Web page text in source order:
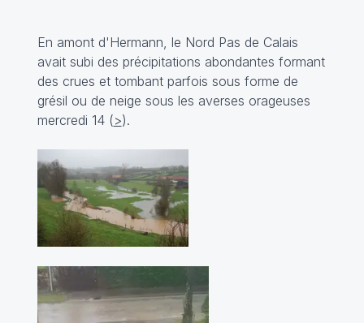
En amont d'Hermann, le Nord Pas de Calais
avait subi des précipitations abondantes formant
des crues et tombant parfois sous forme de
grésil ou de neige sous les averses orageuses
mercredi 14 (>).